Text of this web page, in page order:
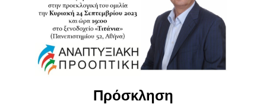
Πρόσκληση